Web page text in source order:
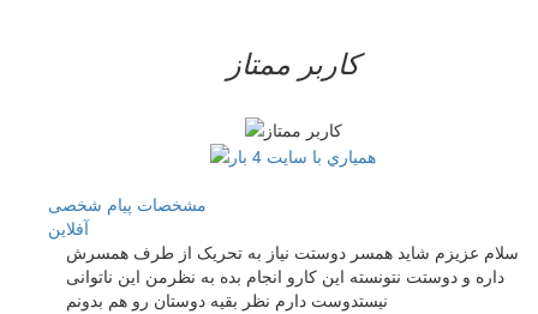
کاربر ممتاز
مشخصات پیام شخصی
آفلاين
سلام عزیزم شاید همسر دوستت نیاز به تحریک از طرف همسرش
داره و دوستت نتونسته این کارو انجام بده به نظرمن این ناتوانی
نیستدوست دارم نظر بقیه دوستان رو هم بدونم